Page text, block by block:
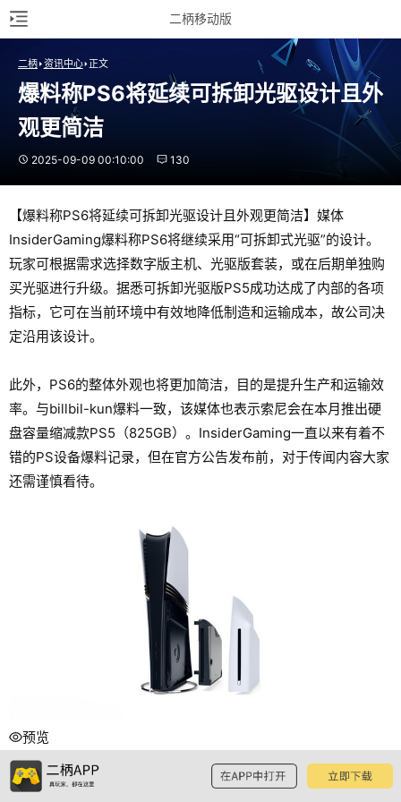
二柄移动版
二柄 资讯中心 正文
爆料称PS6将延续可拆卸光驱设计且外
观更简洁
2025-09-09 00:10:00 130
【爆料称PS6将延续可拆卸光驱设计且外观更简洁】媒体
InsiderGaming爆料称PS6将继续采用“可拆卸式光驱”的设计。
玩家可根据需求选择数字版主机、光驱版套装，或在后期单独购
买光驱进行升级。据悉可拆卸光驱版PS5成功达成了内部的各项
指标，它可在当前环境中有效地降低制造和运输成本，故公司决
定沿用该设计。
此外，PS6的整体外观也将更加简洁，目的是提升生产和运输效
率。与billbil-kun爆料一致，该媒体也表示索尼会在本月推出硬
盘容量缩减款PS5（825GB）。InsiderGaming一直以来有着不
错的PS设备爆料记录，但在官方公告发布前，对于传闻内容大家
还需谨慎看待。
预览